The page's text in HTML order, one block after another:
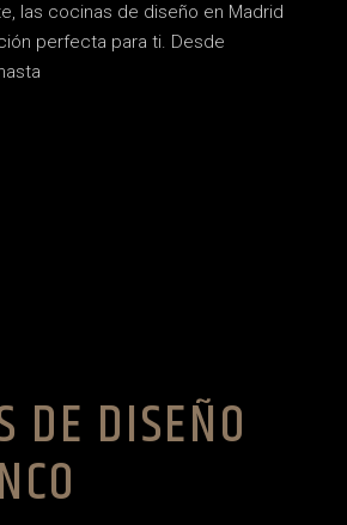
las cocinas de diseño en Madrid
perfecta para ti. Desde
DE DISEÑO